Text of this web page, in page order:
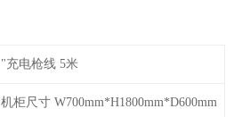
"充电枪线 5米
机柜尺寸 W700mm*H1800mm*D600mm